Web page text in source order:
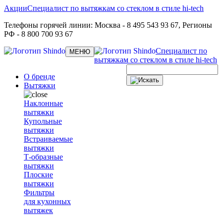
Акции
Телефоны горячей линии: Москва - 8 495 543 93 67, Регионы
РФ - 8 800 700 93 67
Специалист по вытяжкам со стеклом в стиле hi-tech
Toggle
navigation
МЕНЮ
Специалист по
вытяжкам со стеклом в стиле hi-tech
О бренде
Вытяжки
Наклонные
вытяжки
Купольные
вытяжки
Встраиваемые
вытяжки
Т-образные
вытяжки
Плоские
вытяжки
Фильтры
для кухонных
вытяжек